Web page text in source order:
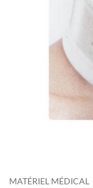
MATÉRIEL MÉDICAL